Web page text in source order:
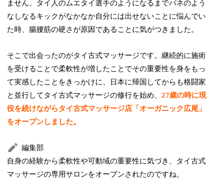
ません。タイ人のムエタイ選手のようになるまでバネのよう
なしなるキックがなかなか自分には出せないことに悩んでい
た時、腸腰筋の硬さが原因であることに気がつきました。
そこで出会ったのがタイ古式マッサージです。継続的に施術
を受けることで柔軟性が増したことでその重要性を身をもっ
て実感したことをきっかけに、日本に帰国してからも格闘家
と並行してタイ古式マッサージの修行を始め、27歳の時に現
役を続けながらタイ古式マッサージ店「オーガニック広尾」
をオープンしました。
編集部
自身の経験から柔軟性や可動域の重要性に気づき、タイ古式
マッサージの専用サロンをオープンされたのですね。